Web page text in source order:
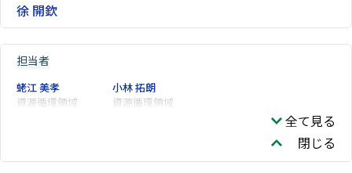
徐 開欽
担当者
蛯江 美孝
資源循環領域
小林 拓朗
資源循環領域
全て見る
閉じる